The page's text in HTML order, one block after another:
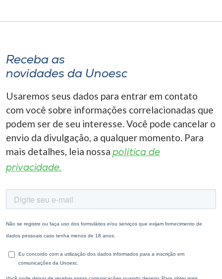
Receba as
novidades da Unoesc
Usaremos seus dados para entrar em contato
com você sobre informações correlacionadas que
podem ser de seu interesse. Você pode cancelar o
envio da divulgação, a qualquer momento. Para
mais detalhes, leia nossa política de
privacidade.